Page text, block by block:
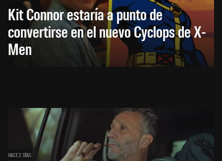
Kit Connor estaría a punto de
convertirse en el nuevo Cyclops de X-
Men
HACE 2 DÍAS